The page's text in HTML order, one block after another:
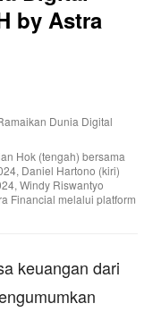
by Astra
Hok (tengah) bersama
Daniel Hartono (kiri)
Windy Riswantyo
Financial melalui platform
keuangan dari